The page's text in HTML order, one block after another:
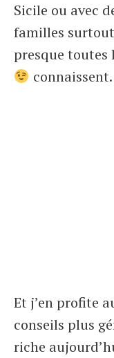
Sicile ou avec
familles
presque toutes
connaissent.
Et j’en profite
conseils plus
riche